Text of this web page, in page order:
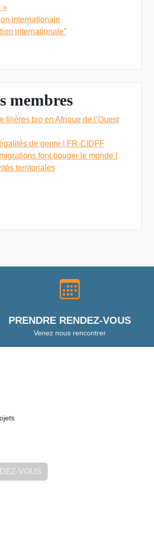
»
internationale
internationale”
membres
filières bio en Afrique de l’Ouest
de genre | FR-CIDFF
font bouger le monde !
territoriales
PRENDRE RENDEZ-VOUS
Venez nous rencontrer
VOUS